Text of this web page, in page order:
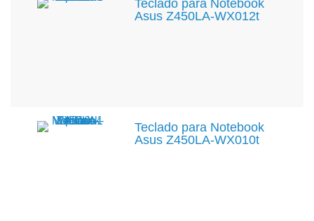
Teclado para Notebook
Asus Z450LA-WX012t
Teclado para Notebook
Asus Z450LA-WX010t